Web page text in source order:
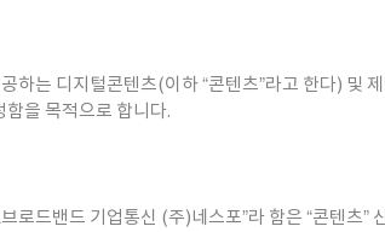
하는 디지털콘텐츠(이하 “콘텐츠”라고 한다) 및
을 목적으로 합니다.
로드밴드 기업통신 (주)네스포”라 함은 “콘텐츠”